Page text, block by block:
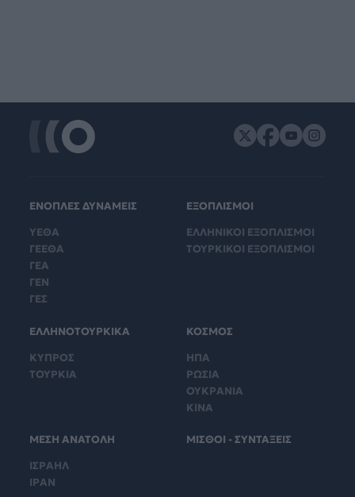
ΕΝΟΠΛΕΣ ΔΥΝΑΜΕΙΣ
ΥΕΘΑ
ΓΕΕΘΑ
ΓΕΑ
ΓΕΝ
ΓΕΣ
ΕΞΟΠΛΙΣΜΟΙ
ΕΛΛΗΝΙΚΟΙ ΕΞΟΠΛΙΣΜΟΙ
ΤΟΥΡΚΙΚΟΙ ΕΞΟΠΛΙΣΜΟΙ
ΕΛΛΗΝΟΤΟΥΡΚΙΚΑ
ΚΥΠΡΟΣ
ΤΟΥΡΚΙΑ
ΚΟΣΜΟΣ
ΗΠΑ
ΡΩΣΙΑ
ΟΥΚΡΑΝΙΑ
ΚΙΝΑ
ΜΕΣΗ ΑΝΑΤΟΛΗ
ΙΣΡΑΗΛ
ΙΡΑΝ
ΜΙΣΘΟΙ - ΣΥΝΤΑΞΕΙΣ